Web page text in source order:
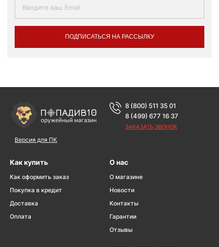
ПОДПИСАТЬСЯ НА РАССЫЛКУ
Версия для ПК
8 (800) 511 35 01
8 (499) 677 16 37
ЗАКАЗАТЬ ЗВОНОК
Как купить
Как оформить заказ
Покупка в кредит
Доставка
Оплата
О нас
О магазине
Новости
Контакты
Гарантии
Отзывы